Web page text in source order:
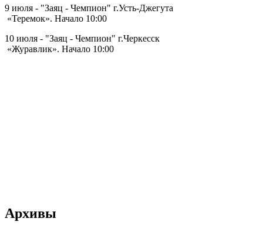
9 июля - "Заяц - Чемпион" г.Усть-Джегута
«Теремок». Начало 10:00
10 июля - "Заяц - Чемпион" г.Черкесск
«Журавлик». Начало 10:00
Архивы